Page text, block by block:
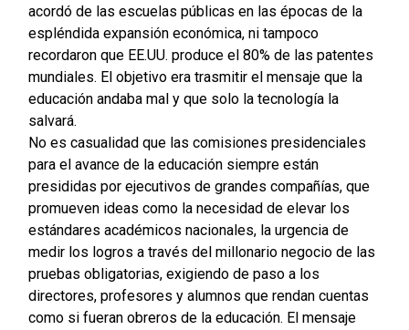
acordó de las escuelas públicas en las épocas de la
espléndida expansión económica, ni tampoco
recordaron que EE.UU. produce el 80% de las patentes
mundiales. El objetivo era trasmitir el mensaje que la
educación andaba mal y que solo la tecnología la
salvará.
No es casualidad que las comisiones presidenciales
para el avance de la educación siempre están
presididas por ejecutivos de grandes compañías, que
promueven ideas como la necesidad de elevar los
estándares académicos nacionales, la urgencia de
medir los logros a través del millonario negocio de las
pruebas obligatorias, exigiendo de paso a los
directores, profesores y alumnos que rendan cuentas
como si fueran obreros de la educación. El mensaje